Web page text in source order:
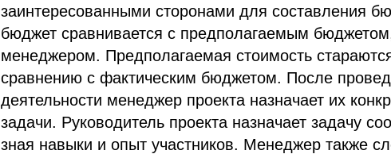
заинтересованными сторонами для составления
бюджет сравнивается с предполагаемым
менеджером. Предполагаемая стоимость
сравнению с фактическим бюджетом. После
деятельности менеджер проекта назначает их
задачи. Руководитель проекта назначает задачу
зная навыки и опыт участников. Менеджер также